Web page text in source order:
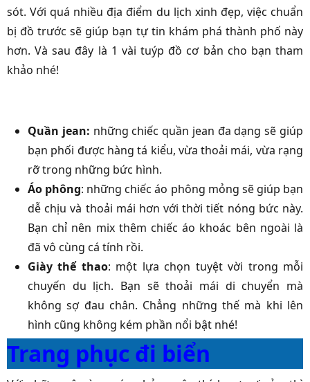
sót. Với quá nhiều địa điểm du lịch xinh đẹp, việc chuẩn
bị đồ trước sẽ giúp bạn tự tin khám phá thành phố này
hơn. Và sau đây là 1 vài tuýp đồ cơ bản cho bạn tham
khảo nhé!
Quần jean: những chiếc quần jean đa dạng sẽ giúp
bạn phối được hàng tá kiểu, vừa thoải mái, vừa rạng
rỡ trong những bức hình.
Áo phông: những chiếc áo phông mỏng sẽ giúp bạn
dễ chịu và thoải mái hơn với thời tiết nóng bức này.
Bạn chỉ nên mix thêm chiếc áo khoác bên ngoài là
đã vô cùng cá tính rồi.
Giày thể thao: một lựa chọn tuyệt vời trong mỗi
chuyến du lịch. Bạn sẽ thoải mái di chuyển mà
không sợ đau chân. Chẳng những thế mà khi lên
hình cũng không kém phần nổi bật nhé!
Trang phục đi biển